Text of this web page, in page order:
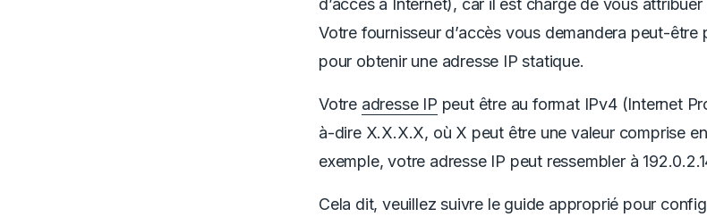
Votre fournisseur d’accès vous demandera peut-être
pour obtenir une adresse IP statique.
Votre adresse IP peut être au format IPv4 (Internet
à-dire X.X.X.X, où X peut être une valeur comprise
exemple, votre adresse IP peut ressembler à
Cela dit, veuillez suivre le guide approprié pour